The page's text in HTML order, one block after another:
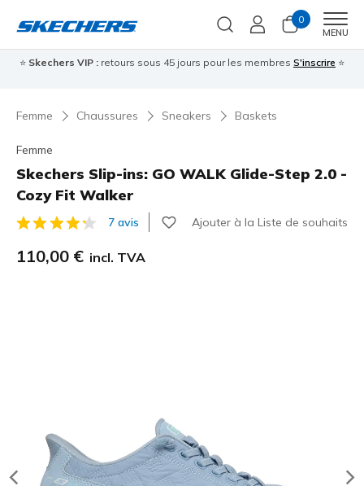
0
MENU
⭐ Skechers VIP : retours sous 45 jours pour les membres S'inscrire ⭐
Femme Chaussures Sneakers Baskets
Femme
Skechers Slip-ins: GO WALK Glide-Step 2.0 -
Cozy Fit Walker
Évaluation client 5 sur 5
7 avis Ajouter à la Liste de souhaits
110,00 € incl. TVA